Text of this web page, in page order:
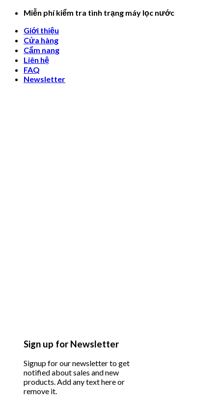
Skip
content
Miễn phí kiểm tra tình trạng máy lọc nước
Giới thiệu
Cửa hàng
Cẩm nang
Liên hệ
FAQ
Newsletter
Sign up for Newsletter
Signup for our newsletter to get
notified about sales and new
products. Add any text here or
remove it.